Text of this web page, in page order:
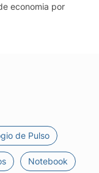
economia por
de Pulso
Notebook